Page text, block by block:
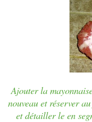
Ajouter la
nouveau et réserver
et détailler le en